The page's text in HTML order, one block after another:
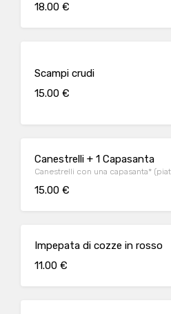
alice marinata)
18.00 €
Scampi crudi
15.00 €
Canestrelli + 1 Capasanta
Canestrelli con una capasanta*
15.00 €
Impepata di cozze in rosso
11.00 €